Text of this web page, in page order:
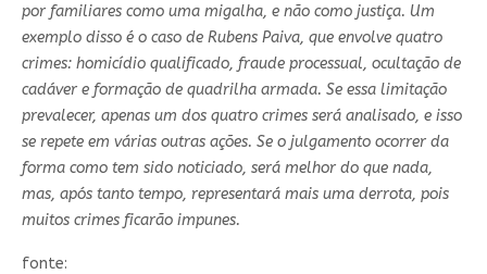
por familiares como uma migalha, e não como justiça. Um
exemplo disso é o caso de Rubens Paiva, que envolve quatro
crimes: homicídio qualificado, fraude processual, ocultação de
cadáver e formação de quadrilha armada. Se essa limitação
prevalecer, apenas um dos quatro crimes será analisado, e isso
se repete em várias outras ações. Se o julgamento ocorrer da
forma como tem sido noticiado, será melhor do que nada,
mas, após tanto tempo, representará mais uma derrota, pois
muitos crimes ficarão impunes.
fonte: